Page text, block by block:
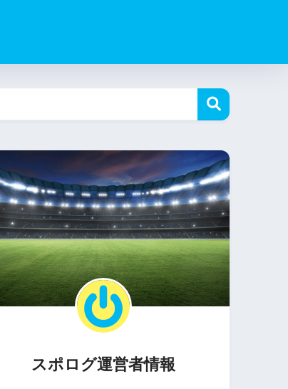
スポログ運営者情報